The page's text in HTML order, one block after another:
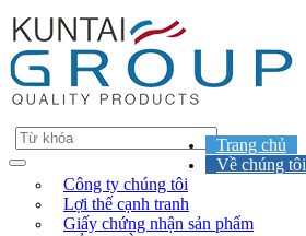
Trang chủ
Về chúng tôi
Công ty chúng tôi
Lợi thế cạnh tranh
Giấy chứng nhận sản phẩm